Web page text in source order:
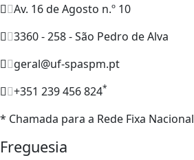
Av. 16 de Agosto n.º 10
3360 - 258 - São Pedro de Alva
geral@uf-spaspm.pt
+351 239 456 824*
* Chamada para a Rede Fixa Nacional
Freguesia